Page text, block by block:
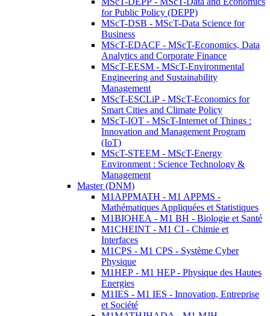
for Public Policy (DEPP)
MScT-DSB - MScT-Data Science for
Business
MScT-EDACF - MScT-Economics, Data
Analytics and Corporate Finance
MScT-EESM - MScT-Environmental
Engineering and Sustainability
Management
MScT-ESCLiP - MScT-Economics for
Smart Cities and Climate Policy
MScT-IOT - MScT-Internet of Things :
Innovation and Management Program
(IoT)
MScT-STEEM - MScT-Energy
Environment : Science Technology &
Management
Master (DNM)
M1APPMATH - M1 APPMS -
Mathématiques Appliquées et Statistiques
M1BIOHEA - M1 BH - Biologie et Santé
M1CHEINT - M1 CI - Chimie et
Interfaces
M1CPS - M1 CPS - Système Cyber
Physique
M1HEP - M1 HEP - Physique des Hautes
Energies
M1IES - M1 IES - Innovation, Entreprise
et Société